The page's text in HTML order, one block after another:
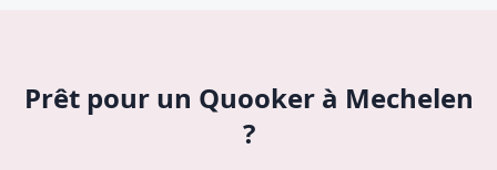
Prêt pour un Quooker à Mechelen
?